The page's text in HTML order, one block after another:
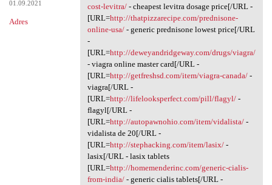
01.09.2021
Adres
cost-levitra/- cheapest levitra dosage price[/URL -
[URL=http://thatpizzarecipe.com/prednisone-
online-usa/- generic prednisone lowest price[/URL
-
[URL=http://deweyandridgeway.com/drugs/viagra/
- viagra online master card[/URL -
[URL=http://getfreshsd.com/item/viagra-canada/-
viagra[/URL -
[URL=http://lifelooksperfect.com/pill/flagyl/-
flagyl[/URL -
[URL=http://autopawnohio.com/item/vidalista/-
vidalista de 20[/URL -
[URL=http://stephacking.com/item/lasix/-
lasix[/URL - lasix tablets
[URL=http://homemenderinc.com/generic-cialis-
from-india/- generic cialis tablets[/URL -